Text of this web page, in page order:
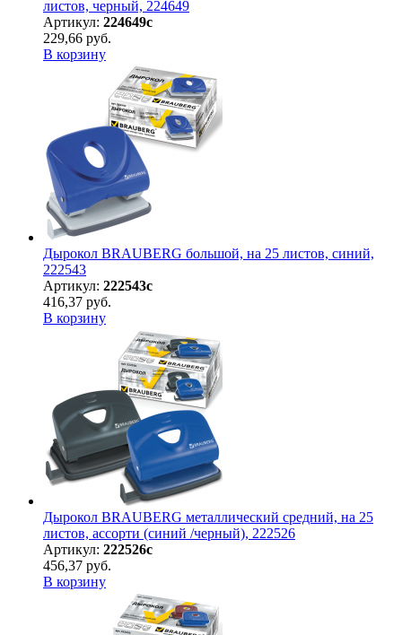
листов, черный, 224649
Артикул: 224649с
229,66 руб.
В корзину
Дырокол BRAUBERG большой, на 25 листов, синий,
222543
Артикул: 222543с
416,37 руб.
В корзину
Дырокол BRAUBERG металлический средний, на 25
листов, ассорти (синий /черный), 222526
Артикул: 222526с
456,37 руб.
В корзину